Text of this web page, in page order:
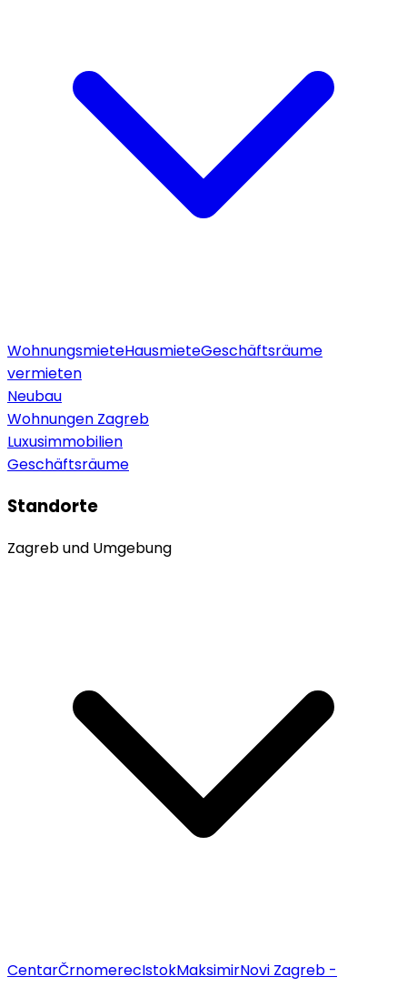
WohnungsmieteHausmieteGeschäftsräume
vermieten
Neubau
Wohnungen Zagreb
Luxusimmobilien
Geschäftsräume
Standorte
Zagreb und Umgebung
CentarČrnomerecIstokMaksimirNovi Zagreb -